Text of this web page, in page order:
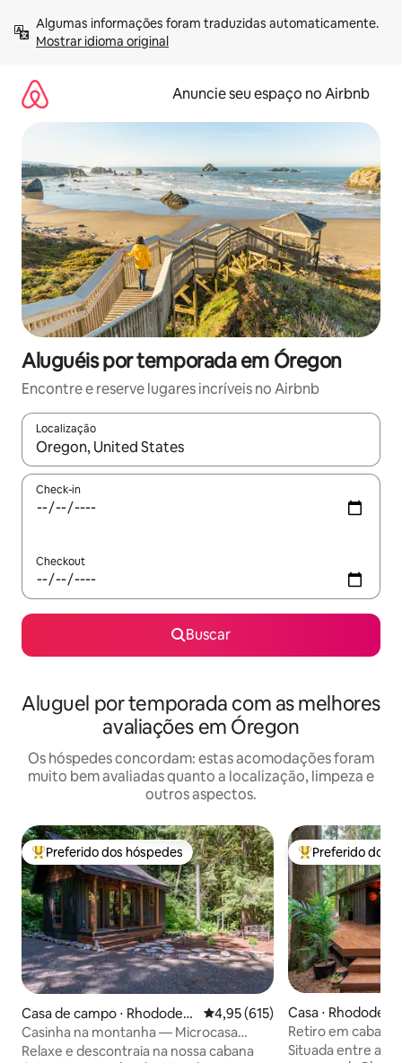
para
Mostrar idioma original
Anuncie seu espaço no Airbnb
Aluguéis por temporada em Óregon
Encontre e reserve lugares incríveis no Airbnb
Localização
Quando os resultados estiverem disponíveis, explore-os
Check-in
Checkout
Buscar
Aluguel por temporada com as melhores
avaliações em Óregon
Os hóspedes concordam: estas acomodações foram
muito bem avaliadas quanto a localização, limpeza e
outros aspectos.
Entre os melhores preferidos dos hóspedes
Preferido dos hóspedes
Casa de campo ⋅ Rhododen
dron
4,95 de uma avaliação média de
4,95 (615)
Casinha na montanha — Microcasa
espaçosa
Relaxe e descontraia na nossa cabana
Entre os
Preferido dos
Casa ⋅
Retiro em
banheira de
Situada entre as